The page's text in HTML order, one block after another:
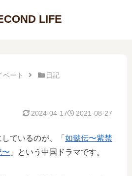
ベート 日記
2021-08-27
2024-04-17
ているのが、「 如懿伝〜紫禁
〜 」という中国ドラマです。